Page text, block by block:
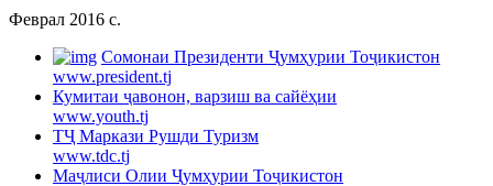
Феврал 2016 c.
Cомонаи Президенти Ҷумҳурии Тоҷикистон
www.president.tj
Кумитаи ҷавонон, варзиш ва сайёҳии
www.youth.tj
ТҶ Маркази Рушди Туризм
www.tdc.tj
Маҷлиси Олии Ҷумҳурии Тоҷикистон